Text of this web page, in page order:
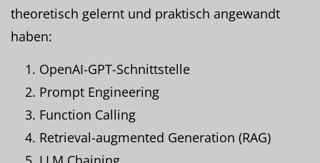
theoretisch gelernt und praktisch angewandt
haben:
OpenAI-GPT-Schnittstelle
Prompt Engineering
Function Calling
Retrieval-augmented Generation (RAG)